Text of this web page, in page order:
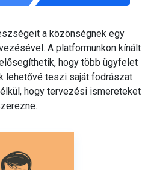
a közönségnek egy
A platformunkon kínált
hogy több ügyfelet
lehetővé teszi saját fodrászat
hogy tervezési ismereteket